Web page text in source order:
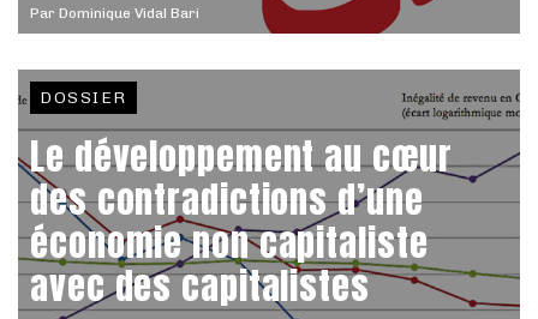
Par Dominique Vidal Bari
DOSSIER
Le développement au cœur
des contradictions d’une
économie non capitaliste
avec des capitalistes